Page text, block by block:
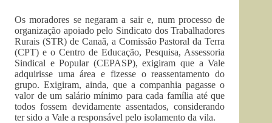
Os moradores se negaram a sair e, num processo de
organização apoiado pelo Sindicato dos Trabalhadores
Rurais (STR) de Canaã, a Comissão Pastoral da Terra
(CPT) e o Centro de Educação, Pesquisa, Assessoria
Sindical e Popular (CEPASP), exigiram que a Vale
adquirisse uma área e fizesse o reassentamento do
grupo. Exigiram, ainda, que a companhia pagasse o
valor de um salário mínimo para cada família até que
todos fossem devidamente assentados, considerando
ter sido a Vale a responsável pelo isolamento da vila.